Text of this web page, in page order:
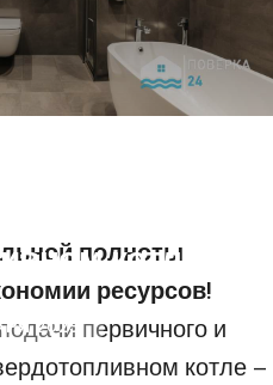
котле
2025
полноты
ресурсов!
первичного и
котле –